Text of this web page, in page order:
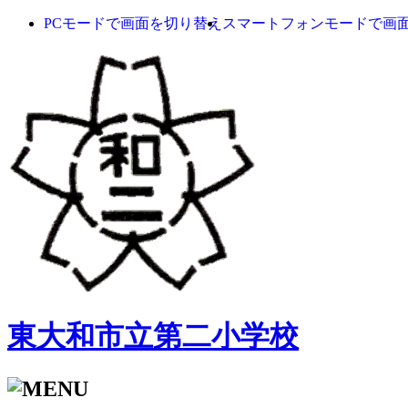
PCモードで画面を切り替え スマートフォンモードで画
東大和市立第二小学校